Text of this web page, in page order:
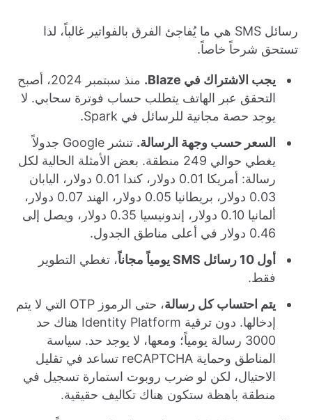
رسائل SMS هي ما يُفاجئ الفرق بالفواتير غالباً، لذا
تستحق شرحاً خاصاً.
يجب الاشتراك في Blaze.
منذ سبتمبر 2024، أصبح
التحقق عبر الهاتف يتطلب حساب فوترة سحابي. لا
يوجد حصة مجانية للرسائل في Spark.
السعر حسب وجهة الرسالة.
تنشر Google جدولاً
يغطي حوالي 249 منطقة. بعض الأمثلة الحالية لكل
رسالة: أمريكا 0.01 دولار، كندا 0.01 دولار، اليابان
0.03 دولار، بريطانيا 0.05 دولار، الهند 0.07 دولار،
ألمانيا 0.10 دولار، إندونيسيا 0.35 دولار، ويصل إلى
0.46 دولار في أعلى مناطق الجدول.
أول 10 رسائل SMS يومياً مجاناً
، تغطي التطوير
فقط.
يتم احتساب كل رسالة
، حتى الرموز OTP التي لا يتم
إدخالها. دون ترقية Identity Platform هناك حد
3000 رسالة يومياً؛ ومعها، لا يوجد حد. سياسة
المناطق وحماية reCAPTCHA تساعد في تقليل
الاحتيال، لكن لو ضرب روبوت استمارة تسجيل في
منطقة باهظة ستكون هناك تكاليف حقيقية.